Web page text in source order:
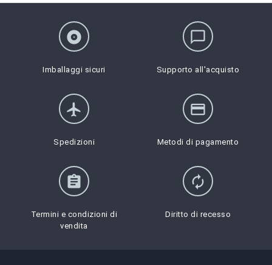
album
Imballaggi sicuri
chat_bubble_outline
Supporto all'acquisto
flight
Spedizioni
credit_card
Metodi di pagamento
assignment
Termini e condizioni di
vendita
autorenew
Diritto di recesso